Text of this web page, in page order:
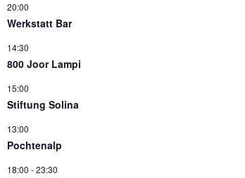
20:00
Werkstatt Bar
14:30
800 Joor Lampi
15:00
Stiftung Solina
13:00
Pochtenalp
18:00 -23:30